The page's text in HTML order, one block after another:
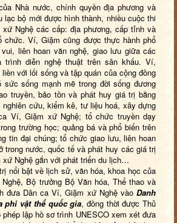
Nhà nước, chính quyền địa phương và
lạc bộ mới được hình thành, nhiều cuộc thi
Nghệ các cấp: địa phương, cấp tỉnh và
chức. Ví, Giặm cũng được thực hành phổ
liên hoan văn nghệ, giao lưu giữa các
trình diễn nghệ thuật trên sân khấu. Ví,
với lối sống và tập quán của cộng đồng
sức sống mạnh mẽ trong đời sống đương
truyền, bảo tồn và phát huy giá trị bằng
nghiên cứu, kiểm kê, tư liệu hoá, xây dựng
Ví, Giặm xứ Nghệ; tổ chức truyền dạy
trường học; quảng bá và phổ biến trên
tin đại chúng; tổ chức giao lưu, liên hoan
trong nước, quốc tế và phát huy các giá trị
Nghệ gắn với phát triển du lịch…
nổi bật về lịch sử, văn hóa, khoa học của
Bộ trưởng Bộ Văn hóa, Thể thao và
đưa Dân ca Ví, Giặm xứ Nghệ vào Danh
phi vật thể quốc gia, đồng thời được Thủ
lập hồ sơ trình UNESCO xem xét đưa